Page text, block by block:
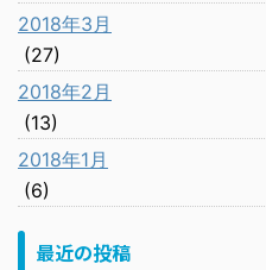
2018年3月
(27)
2018年2月
(13)
2018年1月
(6)
最近の投稿